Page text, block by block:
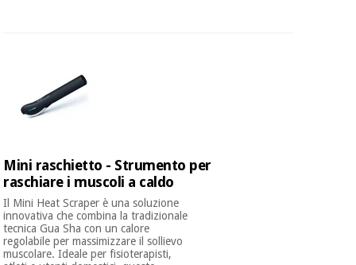
Mini raschietto - Strumento per
raschiare i muscoli a caldo
Il Mini Heat Scraper è una soluzione
innovativa che combina la tradizionale
tecnica Gua Sha con un calore
regolabile per massimizzare il sollievo
muscolare. Ideale per fisioterapisti,